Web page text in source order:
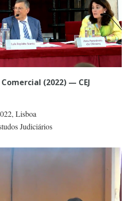
(2022) — CEJ
Lisboa
Judiciários